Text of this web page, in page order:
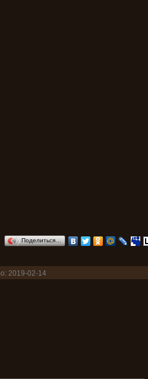
Поделиться…
2019-02-14